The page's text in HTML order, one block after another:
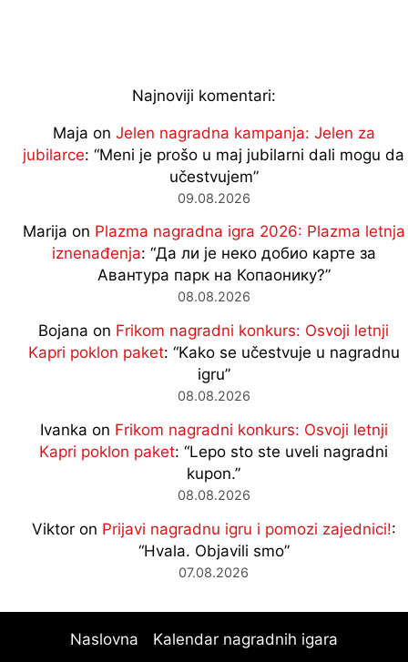
Najnoviji komentari:
Maja on Jelen nagradna kampanja: Jelen za
jubilarce: “Meni je prošo u maj jubilarni dali mogu da
učestvujem”
09.08.2026
Marija on Plazma nagradna igra 2026: Plazma letnja
iznenađenja: “Да ли је неко добио карте за
Авантура парк на Копаонику?”
08.08.2026
Bojana on Frikom nagradni konkurs: Osvoji letnji
Kapri poklon paket: “Kako se učestvuje u nagradnu
igru”
08.08.2026
Ivanka on Frikom nagradni konkurs: Osvoji letnji
Kapri poklon paket: “Lepo sto ste uveli nagradni
kupon.”
08.08.2026
Viktoron Prijavi nagradnu igru i pomozi zajednici!:
“Hvala. Objavili smo”
07.08.2026
Naslovna Kalendar nagradnih igara